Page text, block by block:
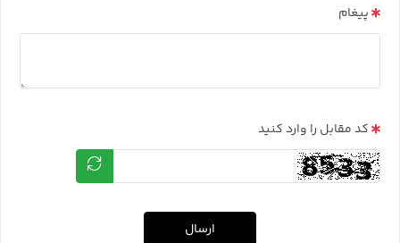
پیغام
کد مقابل را وارد کنید
ارسال